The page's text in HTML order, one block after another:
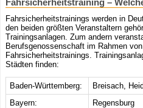
Fahrsicherheitstraining –
Fahrsicherheitstrainings werden in
den beiden größten Veranstaltern
Trainingsanlagen. Zum andern
Berufsgenossenschaft im Rahmen
Fahrsicherheitstrainings.
Städten finden:
Baden-Württemberg:
Breisach,
Bayern:
Regensburg